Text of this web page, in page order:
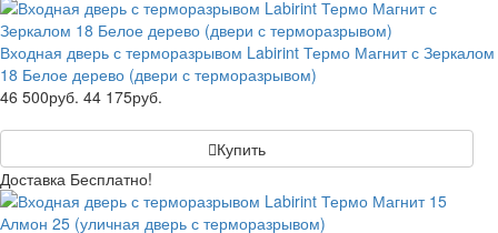
Входная дверь с терморазрывом Labirint Термо Магнит с Зеркалом
18 Белое дерево (двери с терморазрывом)
46 500руб. 44 175руб.
Купить
Доставка Бесплатно!